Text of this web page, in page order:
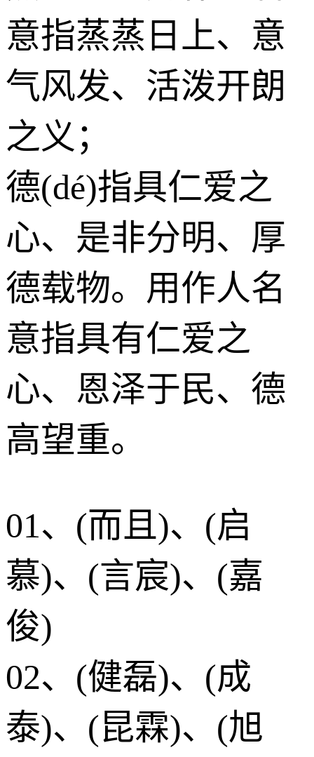
意指蒸蒸日上、意
气风发、活泼开朗
之义；
德(dé)指具仁爱之
心、是非分明、厚
德载物。用作人名
意指具有仁爱之
心、恩泽于民、德
高望重。
01、(而且)、(启
慕)、(言宸)、(嘉
俊)
02、(健磊)、(成
泰)、(昆霖)、(旭